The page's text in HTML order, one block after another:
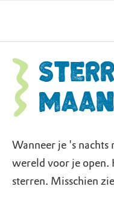
maan
Wanneer je 's nachts
wereld voor je open.
sterren. Misschien